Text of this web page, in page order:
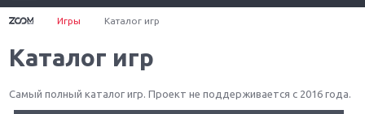
Игры Каталог игр
Каталог игр
Самый полный каталог игр. Проект не поддерживается с 2016 года.